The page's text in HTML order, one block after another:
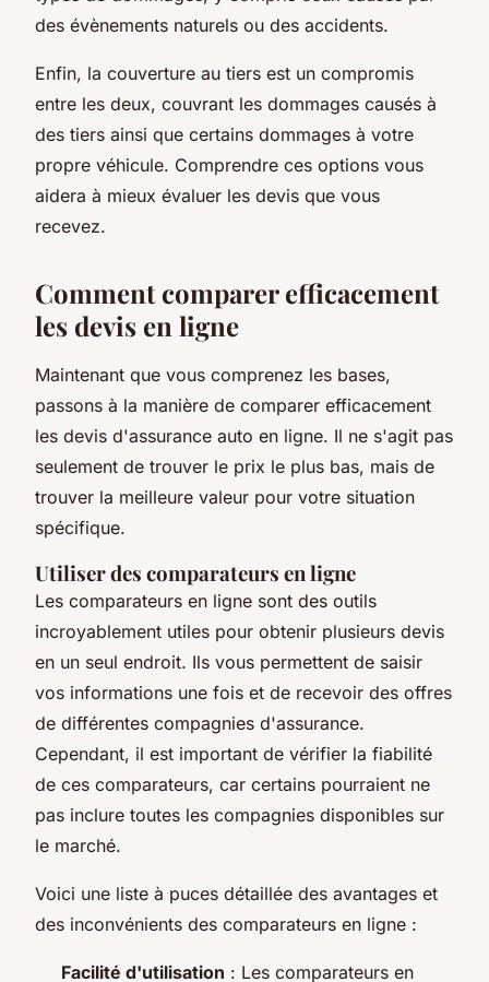
des évènements naturels ou des accidents.
Enfin, la couverture au tiers est un compromis
entre les deux, couvrant les dommages causés à
des tiers ainsi que certains dommages à votre
propre véhicule. Comprendre ces options vous
aidera à mieux évaluer les devis que vous
recevez.
Comment comparer efficacement
les devis en ligne
Maintenant que vous comprenez les bases,
passons à la manière de comparer efficacement
les devis d'assurance auto en ligne. Il ne s'agit pas
seulement de trouver le prix le plus bas, mais de
trouver la meilleure valeur pour votre situation
spécifique.
Utiliser des comparateurs en ligne
Les comparateurs en ligne sont des outils
incroyablement utiles pour obtenir plusieurs devis
en un seul endroit. Ils vous permettent de saisir
vos informations une fois et de recevoir des offres
de différentes compagnies d'assurance.
Cependant, il est important de vérifier la fiabilité
de ces comparateurs, car certains pourraient ne
pas inclure toutes les compagnies disponibles sur
le marché.
Voici une liste à puces détaillée des avantages et
des inconvénients des comparateurs en ligne :
Facilité d'utilisation : Les comparateurs en